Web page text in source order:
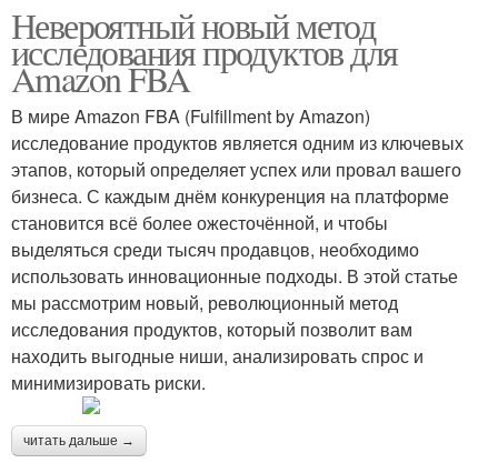
Невероятный новый метод
исследования продуктов для
Amazon FBA
В мире Amazon FBA (Fulfillment by Amazon)
исследование продуктов является одним из ключевых
этапов, который определяет успех или провал вашего
бизнеса. С каждым днём конкуренция на платформе
становится всё более ожесточённой, и чтобы
выделяться среди тысяч продавцов, необходимо
использовать инновационные подходы. В этой статье
мы рассмотрим новый, революционный метод
исследования продуктов, который позволит вам
находить выгодные ниши, анализировать спрос и
минимизировать риски.
читать дальше →